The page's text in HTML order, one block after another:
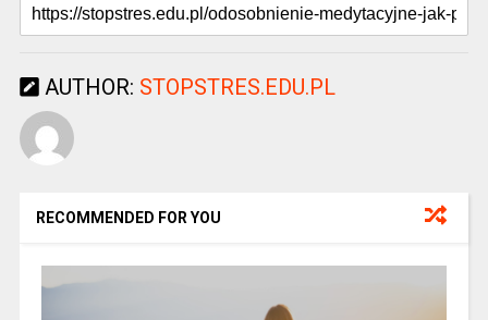
AUTHOR: STOPSTRES.EDU.PL
RECOMMENDED FOR YOU